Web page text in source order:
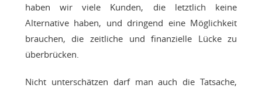
haben wir viele Kunden, die letztlich keine
Alternative haben, und dringend eine Möglichkeit
brauchen, die zeitliche und finanzielle Lücke zu
überbrücken.
Nicht unterschätzen darf man auch die Tatsache,